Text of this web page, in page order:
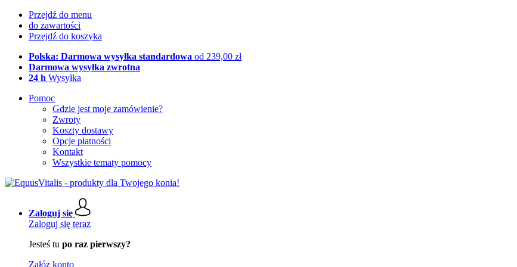
Przejdź do menu
do zawartości
Przejdź do koszyka
Polska: Darmowa wysyłka standardowa od 239,00 zł
Darmowa wysyłka zwrotna
24 h Wysyłka
Pomoc
Gdzie jest moje zamówienie?
Zwroty
Koszty dostawy
Opcje płatności
Kontakt
Wszystkie tematy pomocy
Zaloguj się
Zaloguj się teraz
Jesteś tu po raz pierwszy?
Załóż konto